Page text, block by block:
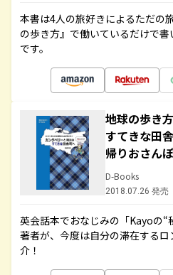
本書は4人の旅好きによるただの
の歩き方』で働いているだけで
です。
地球の歩き
すてきな田
帰りおさん
D-Books
2018.07.26 発売
英会話本でおなじみの「Kayoの“
著者が、今度は自分の滞在する
介！